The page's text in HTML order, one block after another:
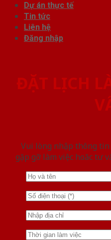
Dự án thực tế
Tin tức
Liên hệ
Đăng nhập
ĐẶT LỊCH
Vui lòng nhập thông
gặp gỡ làm việc hoăc tư